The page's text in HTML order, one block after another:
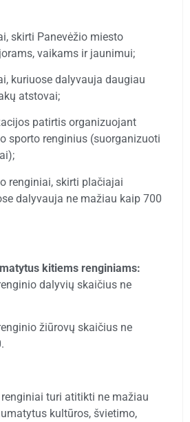
skirti Panevėžio miesto
vaikams ir jaunimui;
kuriuose dalyvauja daugiau
atstovai;
patirtis organizuojant
sporto renginius (suorganizuoti
renginiai, skirti plačiajai
dalyvauja ne mažiau kaip 700
kitiems renginiams:
dalyvių skaičius ne
žiūrovų skaičius ne
turi atitikti ne mažiau
kultūros, švietimo,